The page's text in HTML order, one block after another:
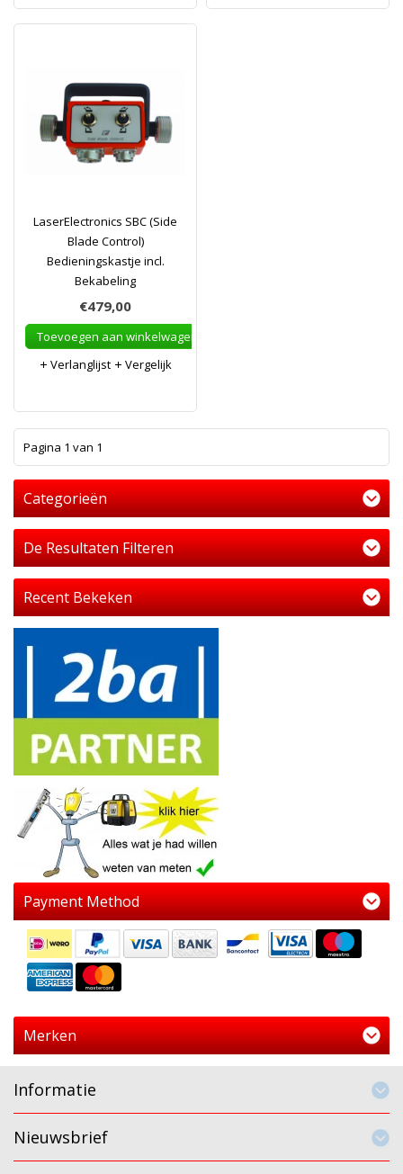
LaserElectronics SBC (Side
Blade Control)
Bedieningskastje incl.
Bekabeling
€479,00
Toevoegen aan winkelwagen
Verlanglijst
Vergelijk
Pagina 1 van 1
Categorieën
De Resultaten Filteren
Recent Bekeken
Payment Method
Merken
Informatie
Nieuwsbrief